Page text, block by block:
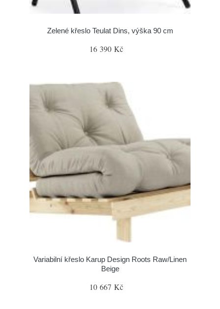
Zelené křeslo Teulat Dins, výška 90 cm
16 390 Kč
Variabilní křeslo Karup Design Roots Raw/Linen
Beige
10 667 Kč